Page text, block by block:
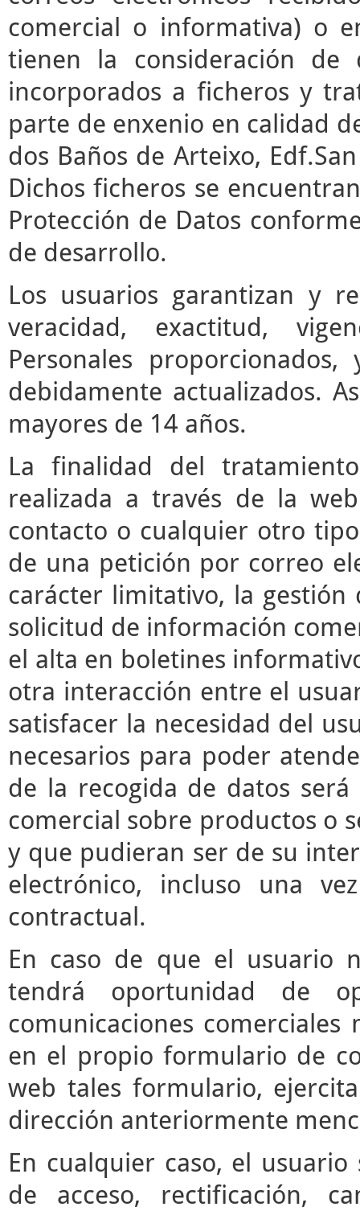
comercial o informativa) o
tienen la consideración de
incorporados a ficheros y
parte de enxenio en calidad
dos Baños de Arteixo,
Dichos ficheros se
Protección de Datos
de desarrollo.
Los usuarios garantizan y
veracidad, exactitud,
Personales
debidamente actualizados.
mayores de 14 años.
La finalidad del
realizada a través de la
contacto o cualquier otro
de una petición por correo
carácter limitativo, la
solicitud de información
el alta en boletines
otra interacción entre el
satisfacer la necesidad del
necesarios para poder
de la recogida de datos
comercial sobre productos o
y que pudieran ser de su
electrónico, incluso una
contractual.
En caso de que el usuario
tendrá oportunidad de
comunicaciones
en el propio formulario de
web tales formulario,
dirección anteriormente
En cualquier caso, el
de acceso, rectificación,